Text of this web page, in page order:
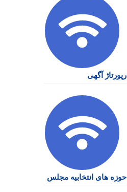
رپورتاژ آگهی
حوزه های انتخابیه مجلس